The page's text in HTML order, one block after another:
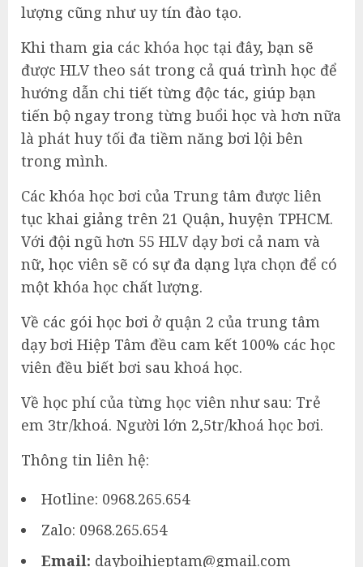
lượng cũng như uy tín đào tạo.
Khi tham gia các khóa học tại đây, bạn sẽ
được HLV theo sát trong cả quá trình học để
hướng dẫn chi tiết từng độc tác, giúp bạn
tiến bộ ngay trong từng buổi học và hơn nữa
là phát huy tối đa tiềm năng bơi lội bên
trong mình.
Các khóa học bơi của Trung tâm được liên
tục khai giảng trên 21 Quận, huyện TPHCM.
Với đội ngũ hơn 55 HLV dạy bơi cả nam và
nữ, học viên sẽ có sự đa dạng lựa chọn để có
một khóa học chất lượng.
Về các gói học bơi ở quận 2 của trung tâm
dạy bơi Hiệp Tâm đều cam kết 100% các học
viên đều biết bơi sau khoá học.
Về học phí của từng học viên như sau: Trẻ
em 3tr/khoá. Người lớn 2,5tr/khoá học bơi.
Thông tin liên hệ:
Hotline: 0968.265.654
Zalo: 0968.265.654
Email: dayboihieptam@gmail.com